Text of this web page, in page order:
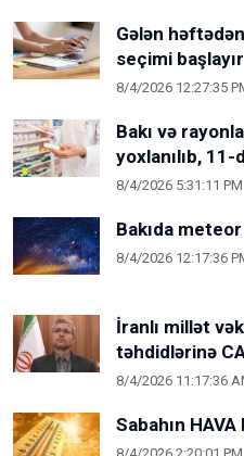
Gələn
seçimi başlayır
8/4/2026 12:27:35
Bakı və
yoxlanılıb,
8/4/2026 5:31:11 PM
Bakıda
8/4/2026 12:17:36
İranlı millət
təhdidlərinə
8/4/2026 11:17:36
Sabahın HAVA